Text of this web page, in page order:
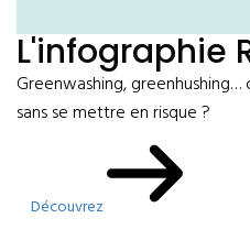
L'infographie
Greenwashing,
sans se mettre en risque ?
Découvrez